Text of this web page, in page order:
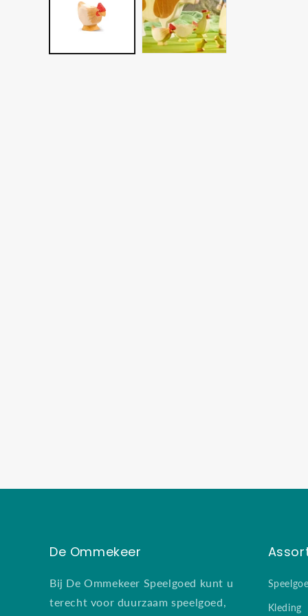
De Ommekeer
Bij De Ommekeer Speelgoed kunt u
terecht voor duurzaam speelgoed,
Kleding